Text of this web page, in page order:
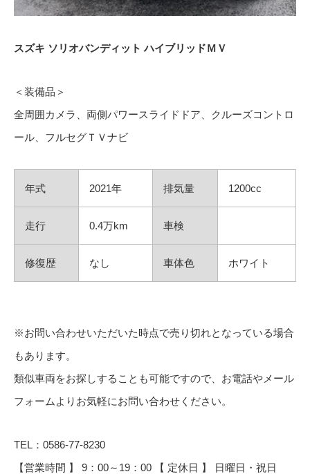
スズキ ソリオバンディット ハイブリッドＭＶ
＜装備品＞
全周囲カメラ、両側パワースライドドア、クルーズコントロ
ール、フルセグＴＶナビ
年式 2021年 排気量 1200cc
走行 0.4万km 車検
修復歴 なし 車体色 ホワイト
※お問い合わせいただいた時点で売り切れとなっている場合
もあります。
類似車両をお探しすることも可能ですので、お電話やメール
フォームよりお気軽にお問い合わせください。
TEL：0586-77-8230
【営業時間 】 9：00～19：00 【 定休日 】 日曜日・祝日